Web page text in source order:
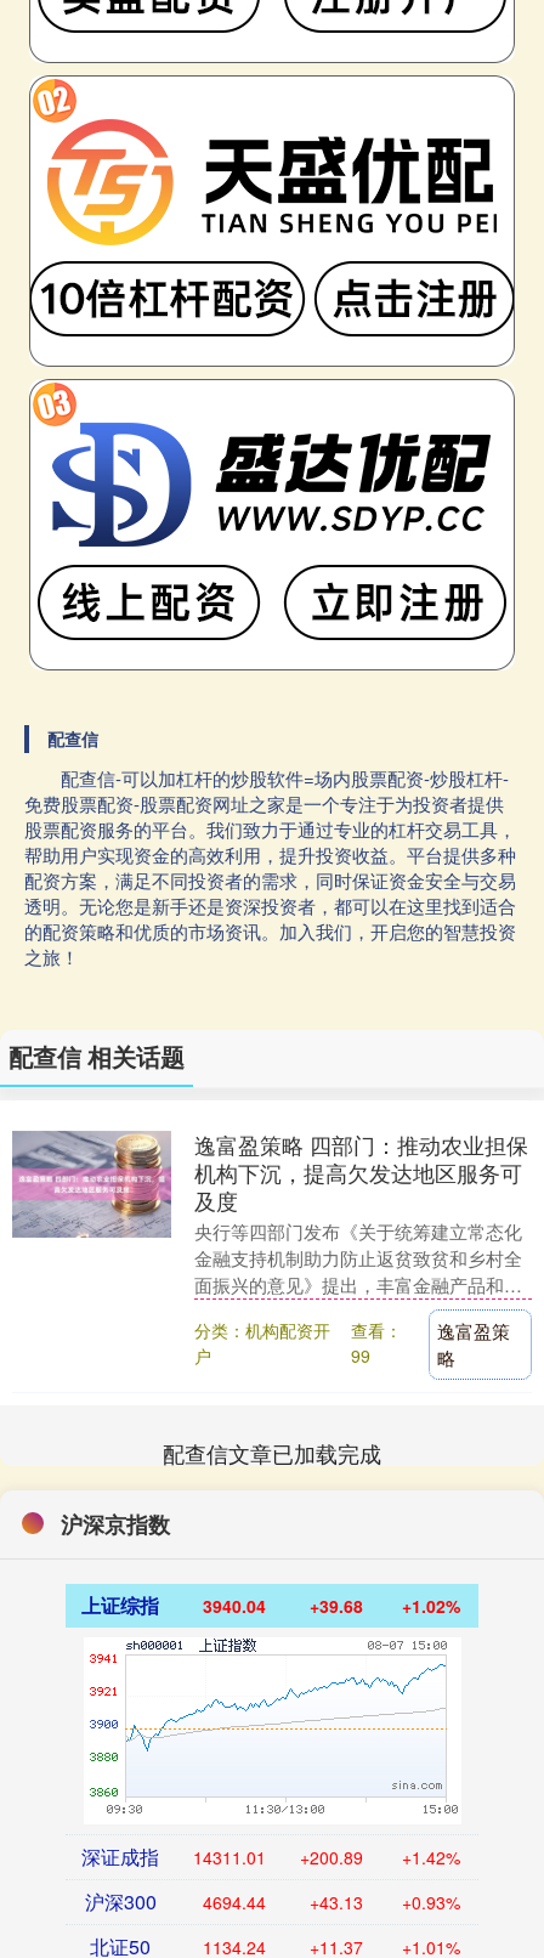
配查信
配查信-可以加杠杆的炒股软件=场内股票配资-炒股杠杆-
免费股票配资-股票配资网址之家是一个专注于为投资者提供
股票配资服务的平台。我们致力于通过专业的杠杆交易工具，
帮助用户实现资金的高效利用，提升投资收益。平台提供多种
配资方案，满足不同投资者的需求，同时保证资金安全与交易
透明。无论您是新手还是资深投资者，都可以在这里找到适合
的配资策略和优质的市场资讯。加入我们，开启您的智慧投资
之旅！
配查信 相关话题
逸富盈策略 四部门：推动农业担保
机构下沉，提高欠发达地区服务可
及度
央行等四部门发布《关于统筹建立常态化
金融支持机制助力防止返贫致贫和乡村全
面振兴的意见》提出，丰富金融产品和服
务模式。各金融机构要聚焦吸纳就业能力
强、带动增收效果....
分类：机构配资开
户
查看：
99
逸富盈策
略
配查信文章已加载完成
沪深京指数
上证综指 3940.04 +39.68 +1.02%
深证成指 14311.01 +200.89 +1.42%
沪深300 4694.44 +43.13 +0.93%
北证50 1134.24 +11.37 +1.01%